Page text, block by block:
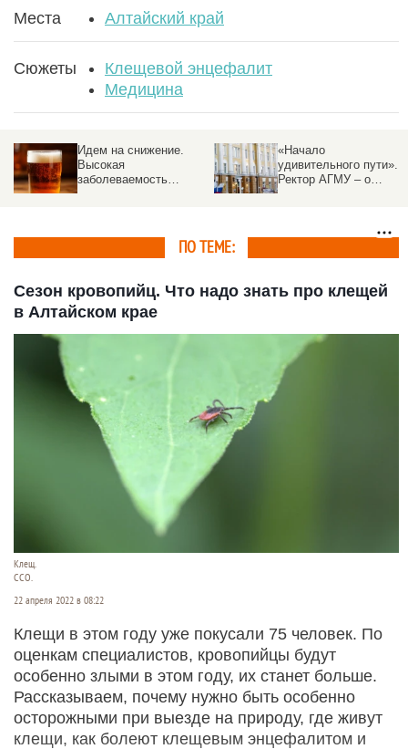
Места Алтайский край
Сюжеты
Клещевой энцефалит
Медицина
Идем на снижение.
Высокая
заболеваемость
«Начало
удивительного пути».
Ректор АГМУ – о
ПО ТЕМЕ:
Сезон кровопийц. Что надо знать про клещей
в Алтайском крае
Клещ.
ССО.
22 апреля 2022 в 08:22
Клещи в этом году уже покусали 75 человек. По
оценкам специалистов, кровопийцы будут
особенно злыми в этом году, их станет больше.
Рассказываем, почему нужно быть особенно
осторожными при выезде на природу, где живут
клещи, как болеют клещевым энцефалитом и